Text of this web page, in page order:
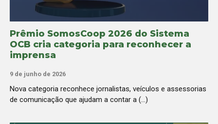
Prêmio SomosCoop 2026 do Sistema
OCB cria categoria para reconhecer a
imprensa
9 de junho de 2026
Nova categoria reconhece jornalistas, veículos e assessorias
de comunicação que ajudam a contar a (...)